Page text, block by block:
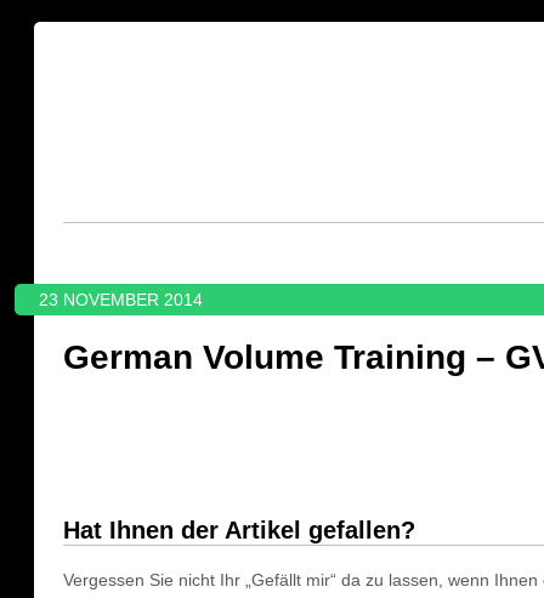
23 NOVEMBER 2014
German Volume Training –
Hat Ihnen der Artikel gefallen?
Vergessen Sie nicht Ihr „Gefällt mir“ da zu lassen, wenn